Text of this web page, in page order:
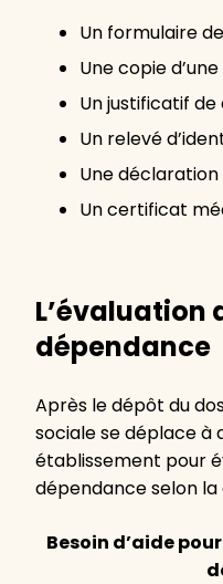
Un formulaire
Une copie
Un justificatif de
Un relevé
Une
Un certificat
L’évaluation
dépendance
Après le dépôt du
sociale se déplace à
établissement pour
dépendance selon la
Besoin d’aide